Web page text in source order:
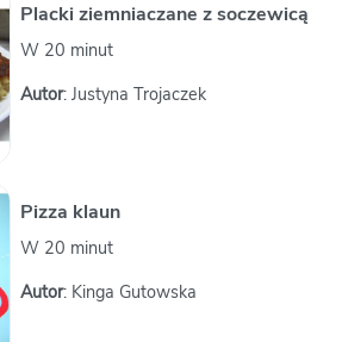
Placki ziemniaczane z soczewicą
W 20 minut
Autor: Justyna Trojaczek
Pizza klaun
W 20 minut
Autor: Kinga Gutowska